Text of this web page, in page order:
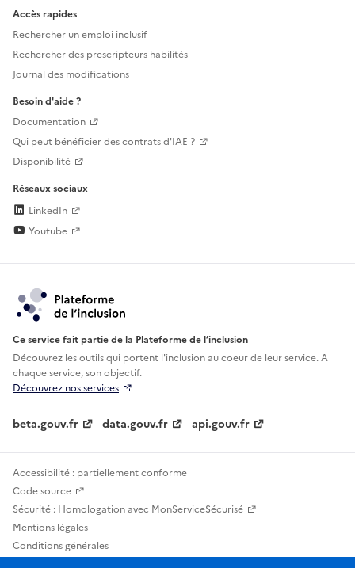
Accès rapides
Rechercher un emploi inclusif
Rechercher des prescripteurs habilités
Journal des modifications
Besoin d'aide ?
Documentation
Qui peut bénéficier des contrats d'IAE ?
Disponibilité
Réseaux sociaux
LinkedIn
Youtube
Ce service fait partie de la Plateforme de l’inclusion
Découvrez les outils qui portent l'inclusion aucoeur de leur service. A
chaque service, son objectif.
Découvrez nos services
beta.gouv.fr data.gouv.fr api.gouv.fr
Accessibilité : partiellement conforme
Code source
Sécurité : Homologation avec MonServiceSécurisé
Mentions légales
Conditions générales